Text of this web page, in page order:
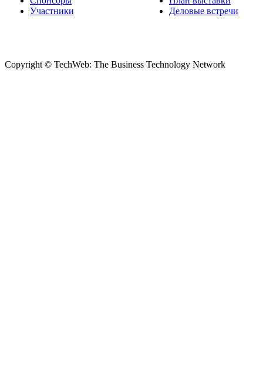
Участники
Деловые встречи
Copyright © TechWeb: The Business Technology Network